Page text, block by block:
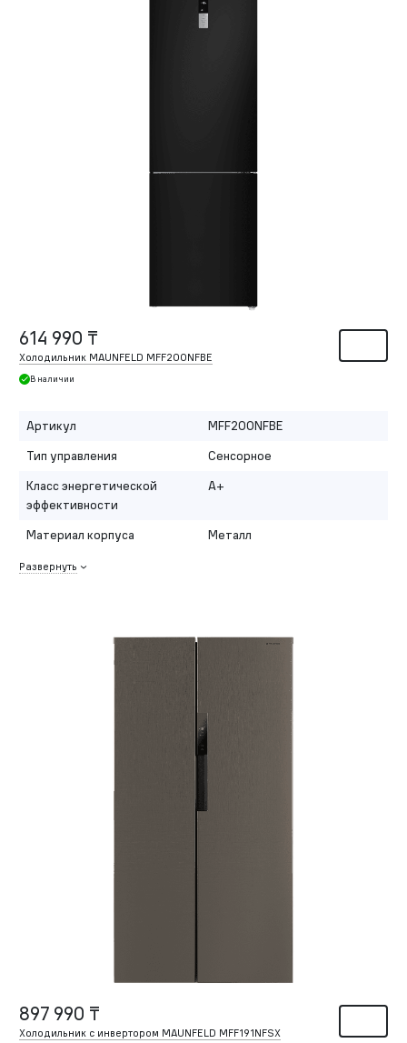
614 990 ₸
Холодильник MAUNFELD MFF200NFBE
В наличии
Артикул
MFF200NFBE
Тип управления
Сенсорное
Класс энергетической
эффективности
A+
Материал корпуса Металл
Развернуть
897 990 ₸
Холодильник с инвертором MAUNFELD MFF191NFSX